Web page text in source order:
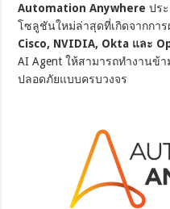
Automation Anywhere ปร
โซลูชันใหม่ล่าสุดที่เกิดจากกา
Cisco, NVIDIA, Okta และ
AI Agent ให้สามารถทำงานข้
ปลอดภัยแบบครบวงจร